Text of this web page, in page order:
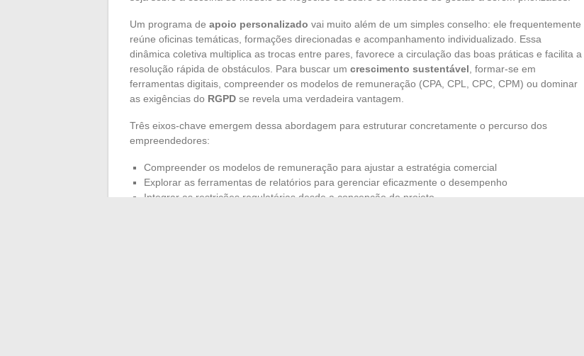
Um programa de apoio personalizado vai muito além de um simples conselho: ele frequentemente
reúne oficinas temáticas, formações direcionadas e acompanhamento individualizado. Essa
dinâmica coletiva multiplica as trocas entre pares, favorece a circulação das boas práticas e facilita a
resolução rápida de obstáculos. Para buscar um crescimento sustentável , formar-se em
ferramentas digitais, compreender os modelos de remuneração (CPA, CPL, CPC, CPM) ou dominar
as exigências do RGPD se revela uma verdadeira vantagem.
Três eixos-chave emergem dessa abordagem para estruturar concretamente o percurso dos
empreendedores:
Compreender os modelos de remuneração para ajustar a estratégia comercial
Explorar as ferramentas de relatórios para gerenciar eficazmente o desempenho
Integrar as restrições regulatórias desde a concepção do projeto